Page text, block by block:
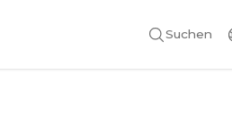
Suchen